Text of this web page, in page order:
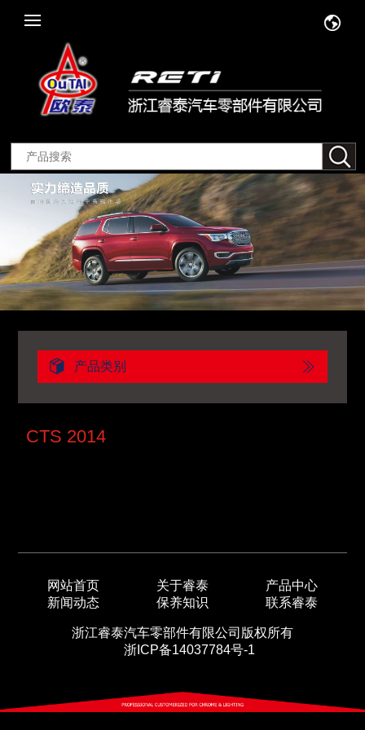
产品类别
CTS 2014
网站首页 关于睿泰
产品中心
新闻动态
保养知识 联系睿泰
浙江睿泰汽车零部件有限公司版权所有
浙ICP备14037784号-1